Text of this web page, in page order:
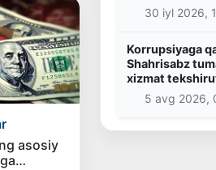
asosiy
30 iyl 2026,
Korrupsiyaga
Shahrisabz
xizmat
5 avg 2026,